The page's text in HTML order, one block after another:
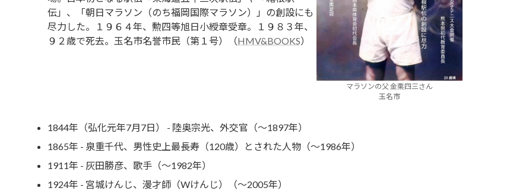
伝」、「朝日マラソン（のち福岡国際マラソン）」の創設にも
尽力した。１９６４年、勲四等旭日小綬章受章。１９８３年、
９２歳で死去。玉名市名誉市民（第１号）（HMV&BOOKS）
マラソンの父 金栗四三さん
玉名市
1844年（弘化元年7月7日） - 陸奥宗光、外交官（～1897年）
1865年 - 泉重千代、男性史上最長寿（120歳）とされた人物（～1986年）
1911年 - 灰田勝彦、歌手（～1982年）
1924年 - 宮城けんじ、漫才師（Wけんじ）（～2005年）